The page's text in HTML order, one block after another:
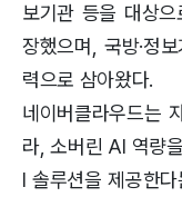
보기관 등을 대상
장했으며, 국방·정
력으로 삼아왔다.
네이버클라우드는
라, 소버린 AI 역량
I 솔루션을 제공한다